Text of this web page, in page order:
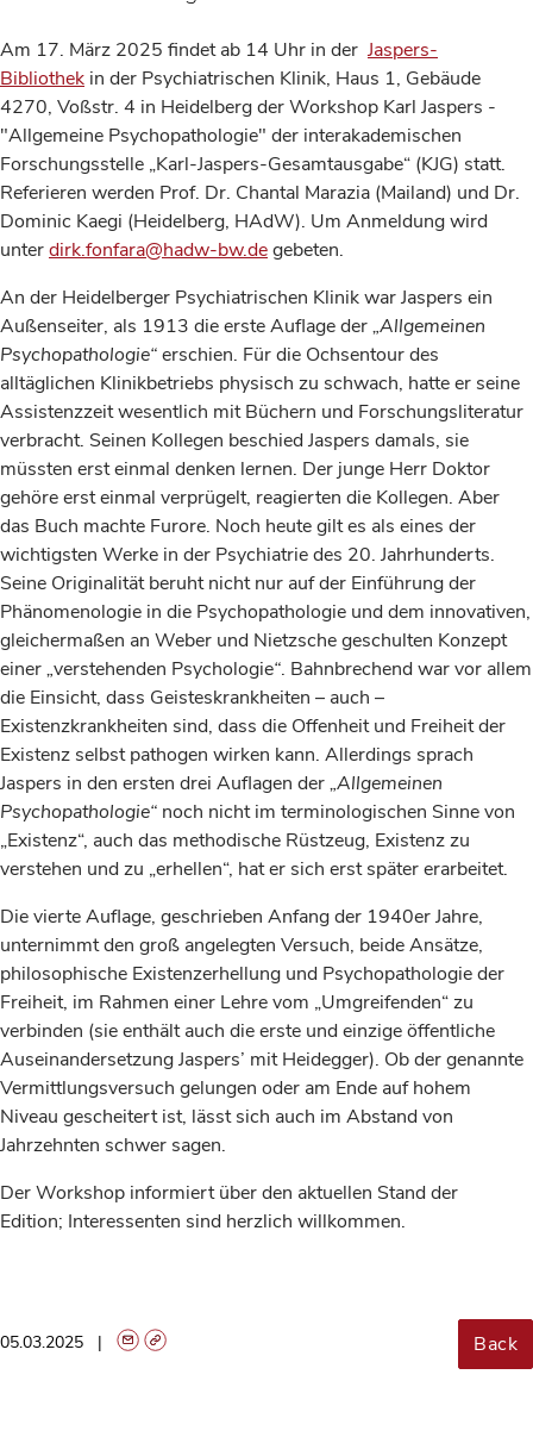
Am 17. März 2025 findet ab 14 Uhr in der Jaspers-
Bibliothek in der Psychiatrischen Klinik, Haus 1, Gebäude
4270, Voßstr. 4 in Heidelberg der Workshop Karl Jaspers -
"Allgemeine Psychopathologie" der interakademischen
Forschungsstelle „Karl-Jaspers-Gesamtausgabe“ (KJG) statt.
Referieren werden Prof. Dr. Chantal Marazia (Mailand) und Dr.
Dominic Kaegi (Heidelberg, HAdW). Um Anmeldung wird
unterdirk.fonfara@hadw-bw.degebeten.
An der Heidelberger Psychiatrischen Klinik war Jaspers ein
Außenseiter, als 1913 die erste Auflage der„Allgemeinen
Psychopathologie“erschien. Für die Ochsentour des
alltäglichen Klinikbetriebs physisch zu schwach, hatte er seine
Assistenzzeit wesentlich mit Büchern und Forschungsliteratur
verbracht. Seinen Kollegen beschied Jaspers damals, sie
müssten erst einmal denken lernen. Der junge Herr Doktor
gehöre erst einmal verprügelt, reagierten die Kollegen. Aber
das Buch machte Furore. Noch heute gilt es als eines der
wichtigsten Werke in der Psychiatrie des 20. Jahrhunderts.
Seine Originalität beruht nicht nur auf der Einführung der
Phänomenologie in die Psychopathologie und dem innovativen,
gleichermaßen an Weber und Nietzsche geschulten Konzept
einer„verstehenden Psychologie“. Bahnbrechend war vor allem
die Einsicht, dass Geisteskrankheiten – auch –
Existenzkrankheiten sind, dass die Offenheit und Freiheit der
Existenz selbst pathogen wirken kann. Allerdings sprach
Jaspers in den ersten drei Auflagen der„Allgemeinen
Psychopathologie“ noch nicht im terminologischen Sinne von
„Existenz“, auch das methodische Rüstzeug, Existenz zu
verstehen und zu „erhellen“, hat er sich erst später erarbeitet.
Die vierte Auflage, geschrieben Anfang der 1940er Jahre,
unternimmt den groß angelegten Versuch, beide Ansätze,
philosophische Existenzerhellung und Psychopathologie der
Freiheit, im Rahmen einer Lehre vom „Umgreifenden“ zu
verbinden (sie enthält auch die erste und einzige öffentliche
Auseinandersetzung Jaspers’ mit Heidegger). Ob der genannte
Vermittlungsversuch gelungen oder am Ende auf hohem
Niveau gescheitert ist, lässt sich auch im Abstand von
Jahrzehnten schwer sagen.
Der Workshop informiert über den aktuellen Stand der
Edition; Interessenten sind herzlich willkommen.
05.03.2025 Back